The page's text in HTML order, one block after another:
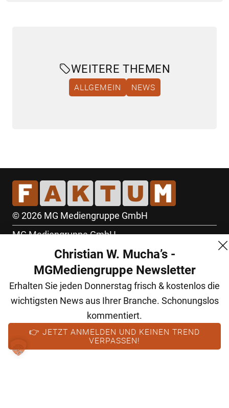
WEITERE THEMEN
ALLGEMEIN NEWS
© 2026 MG Mediengruppe GmbH
MG Mediengruppe GmbH
Burgring 1/7
1010 Wien
+43 (1) 522 14 14
office@mgmedien.at
Kontakt
AGB
Christian W. Mucha’s -
MGMediengruppe Newsletter
Erhalten Sie jeden Donnerstag frisch & kostenlos die
wichtigsten News aus Ihrer Branche. Schonungslos
kommentiert.
👉 JETZT ANMELDEN UND KEINEN TREND
VERPASSEN!